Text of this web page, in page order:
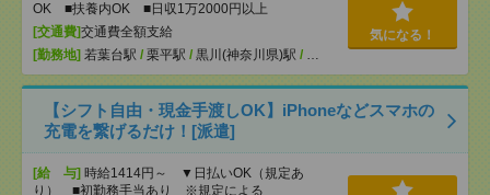
OK ■扶養内OK ■日収1万2000円以上
[交通費]交通費全額支給
[勤務地] 若葉台駅 / 栗平駅 / 黒川(神奈川県)駅 / …
気になる！
【シフト自由・現金手渡しOK】iPhoneなどスマホの
充電を繋げるだけ！[派遣]
[給 与] 時給1414円～ ▼日払いOK（規定あ
り） ■初勤務手当あり ※規定による